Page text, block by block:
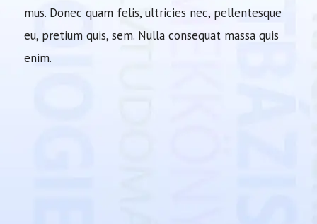
mus. Donec quam felis, ultricies nec, pellentesque
eu, pretium quis, sem. Nulla consequat massa quis
enim.